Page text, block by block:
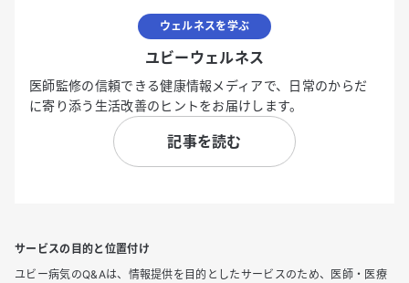
ウェルネスを学ぶ
ユビーウェルネス
医師監修の信頼できる健康情報メディアで、日常のからだ
に寄り添う生活改善のヒントをお届けします。
記事を読む
サービスの目的と位置付け
ユビー病気のQ&Aは、情報提供を目的としたサービスのため、医師・医療